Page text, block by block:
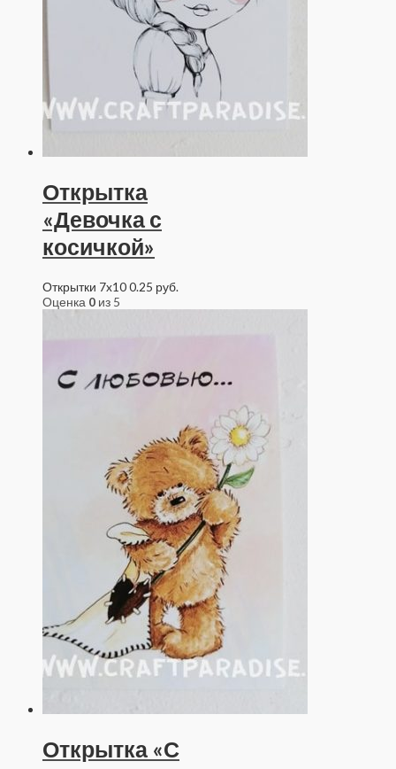
Открытка
«Девочка с
косичкой»
Открытки 7x100.25 руб.
Оценка 0 из 5
Открытка «С